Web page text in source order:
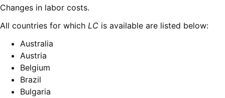
Changes in labor costs.
All countries for which LC is available are listed below:
Australia
Austria
Belgium
Brazil
Bulgaria